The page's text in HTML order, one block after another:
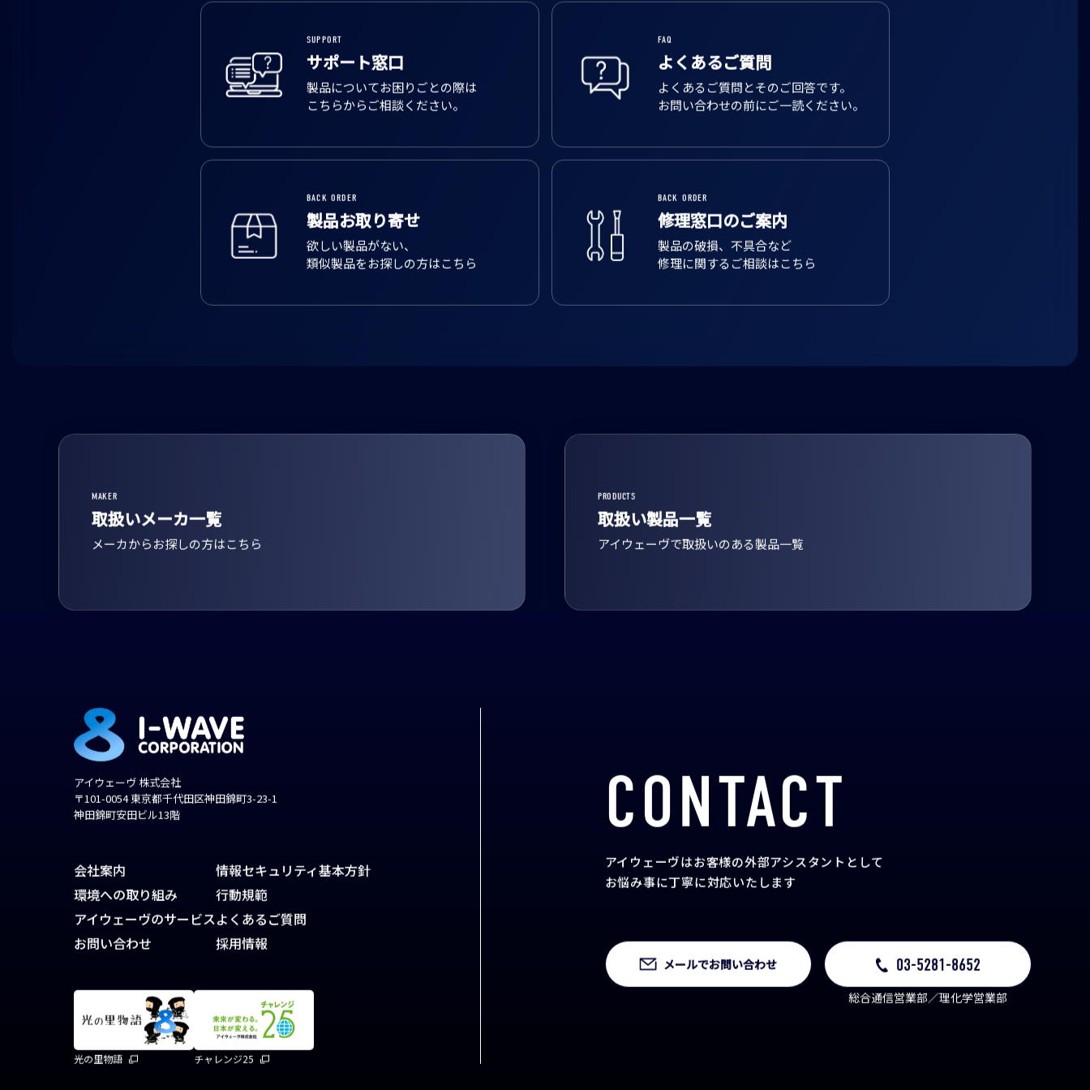
SUPPORT
サポート窓口
製品についてお困りごとの際は
こちらからご相談ください。
FAQ
よくあるご質問
よくあるご質問とそのご回答です。
お問い合わせの前にご一読ください。
BACK ORDER
製品お取り寄せ
欲しい製品がない、
類似製品をお探しの方はこちら
BACK ORDER
修理窓口のご案内
製品の破損、不具合など
修理に関するご相談はこちら
MAKER
取扱いメーカ一覧
メーカからお探しの方はこちら
PRODUCTS
取扱い製品一覧
アイウェーヴで取扱いのある製品一覧
CONTACT
アイウェーヴはお客様の外部アシスタント として
お悩み事に丁寧に対応いたします
メールでお問い合わせ 03-5281-8652
総合通信営業部／理化学営業部
アイウェーヴ 株式会社
〒101-0054 東京都千代田区神田錦町3-23-1
神田錦町安田ビル13階
会社案内
環境への取り組み
アイウェーヴのサービス
お問い合わせ
情報セキュリティ基本方針
行動規範
よくあるご質問
採用情報
光の里物語 チャレンジ25